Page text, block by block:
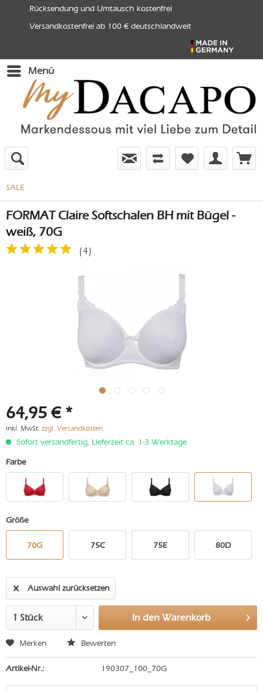
Rücksendung und Umtausch kostenfrei
Versandkostenfrei ab 100 € deutschlandweit
Menü
SALE
FORMAT Claire Softschalen BH mit Bügel -
weiß, 70G
(4)
64,95 € *
inkl. MwSt. zzgl. Versandkosten
Sofort versandfertig, Lieferzeit ca. 1-3 Werktage
Farbe
Größe
70G 75C 75E 80D
Auswahl zurücksetzen
In den Warenkorb
Merken Bewerten
Artikel-Nr.: 190307_100_70G